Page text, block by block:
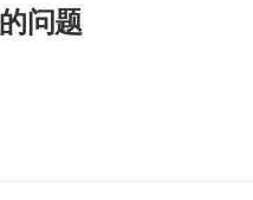
问题